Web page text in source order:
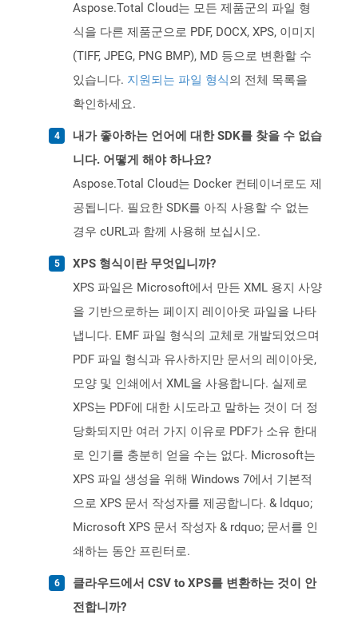
Aspose.Total Cloud는 모든 제품군의 파일 형
식을 다른 제품군으로 PDF, DOCX, XPS, 이미지
(TIFF, JPEG, PNG BMP), MD 등으로 변환할 수
있습니다. 지원되는 파일 형식의 전체 목록을
확인하세요.
내가 좋아하는 언어에 대한 SDK를 찾을 수 없습
니다. 어떻게 해야 하나요?
Aspose.Total Cloud는 Docker 컨테이너로도 제
공됩니다. 필요한 SDK를 아직 사용할 수 없는
경우 cURL과 함께 사용해 보십시오.
XPS 형식이란 무엇입니까?
XPS 파일은 Microsoft에서 만든 XML 용지 사양
을 기반으로하는 페이지 레이아웃 파일을 나타
냅니다. EMF 파일 형식의 교체로 개발되었으며
PDF 파일 형식과 유사하지만 문서의 레이아웃,
모양 및 인쇄에서 XML을 사용합니다. 실제로
XPS는 PDF에 대한 시도라고 말하는 것이 더 정
당화되지만 여러 가지 이유로 PDF가 소유 한대
로 인기를 충분히 얻을 수는 없다. Microsoft는
XPS 파일 생성을 위해 Windows 7에서 기본적
으로 XPS 문서 작성자를 제공합니다. & ldquo;
Microsoft XPS 문서 작성자 & rdquo; 문서를 인
쇄하는 동안 프린터로.
클라우드에서 CSV to XPS를 변환하는 것이 안
전합니까?